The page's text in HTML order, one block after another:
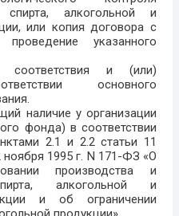
спирта, алкогольной и
или копия договора с
указанного
соответствия и (или)
основного
наличие у организации
фонда) в соответствии
2.1 и 2.2 статьи 11
1995 г. N 171-ФЗ «О
производства и
алкогольной и
и об ограничении